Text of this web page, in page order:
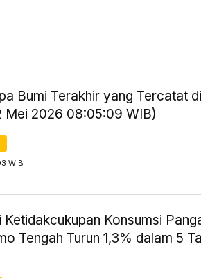
Bumi Terakhir yang Tercatat
Mei 2026 08:05:09 WIB)
WIB
Ketidakcukupan Konsumsi
Tengah Turun 1,3% dalam 5